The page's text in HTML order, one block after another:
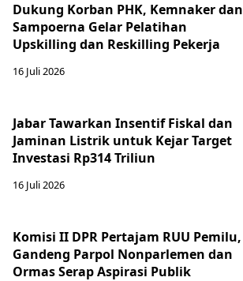
Dukung Korban PHK, Kemnaker dan
Sampoerna Gelar Pelatihan
Upskilling dan Reskilling Pekerja
16 Juli 2026
Jabar Tawarkan Insentif Fiskal dan
Jaminan Listrik untuk Kejar Target
Investasi Rp314 Triliun
16 Juli 2026
Komisi II DPR Pertajam RUU Pemilu,
Gandeng Parpol Nonparlemen dan
Ormas Serap Aspirasi Publik